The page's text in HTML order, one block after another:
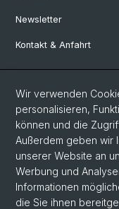
Newsletter
Kontakt & Anfahrt
Social Media
Facebook
LinkedIn
Wir verwenden
personalisieren,
können und die
Außerdem geben wir
unserer Website an
Werbung und
Informationen
die Sie ihnen